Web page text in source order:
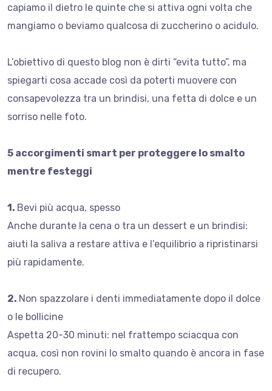
capiamo il dietro le quinte che si attiva ogni volta che
mangiamo o beviamo qualcosa di zuccherino o acidulo.
L’obiettivo di questo blog non è dirti “evita tutto”, ma
spiegarti cosa accade così da poterti muovere con
consapevolezza tra un brindisi, una fetta di dolce e un
sorriso nelle foto.
5 accorgimenti smart per proteggere lo smalto
mentre festeggi
1. Bevi più acqua, spesso
Anche durante la cena o tra un dessert e un brindisi:
aiuti la saliva a restare attiva e l’equilibrio a ripristinarsi
più rapidamente.
2. Non spazzolare i denti immediatamente dopo il dolce
o le bollicine
Aspetta 20-30 minuti: nel frattempo sciacqua con
acqua, così non rovini lo smalto quando è ancora in fase
di recupero.